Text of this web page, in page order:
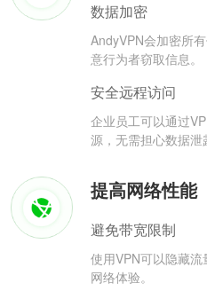
数据加密
AndyVPN会加密所
意行为者窃取信息。
安全远程访问
企业员工可以通过
源，无需担心数据泄
提高网络性能
避免带宽限制
使用VPN可以隐藏
网络体验。